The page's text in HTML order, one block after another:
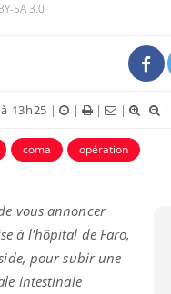
SA 3.0
13h25 | | | |
coma opération
vous annoncer
à l'hôpital de Faro,
pour subir une
intestinale
?